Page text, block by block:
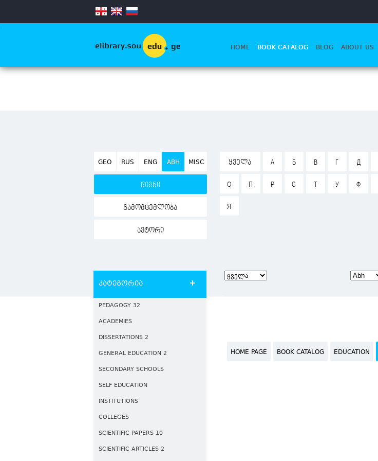
.
HOME BOOK CATALOG BLOG ABOUT US
GEO RUS ENG ABH MISC
წიგნი
გამომცემლობა
ავტორი
ᲧᲕᲔᲚᲐ А Б В Г Д
О П Р С Т У Ф
Я
კატეგორია
PEDAGOGY 32
ACADEMIES
DISSERTATIONS 2
GENERAL EDUCATION 2
SECONDARY SCHOOLS
SELF EDUCATION
INSTITUTIONS
COLLEGES
SCIENTIFIC PAPERS 10
SCIENTIFIC ARTICLES 2
HOME PAGE BOOK CATALOG EDUCATION